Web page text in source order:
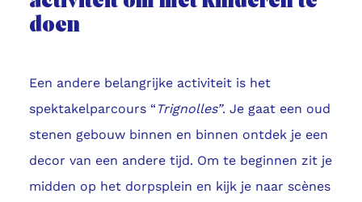
doen
Een andere belangrijke activiteit is het
spektakelparcours “ Trignolles”. Je gaat een oud
stenen gebouw binnen en binnen ontdek je een
decor van een andere tijd. Om te beginnen zit je
midden op het dorpsplein en kijk je naar scènes